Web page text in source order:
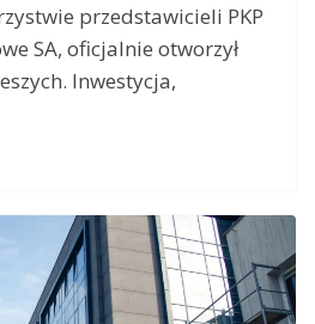
przedstawicieli PKP
SA, oficjalnie otworzył
Inwestycja,